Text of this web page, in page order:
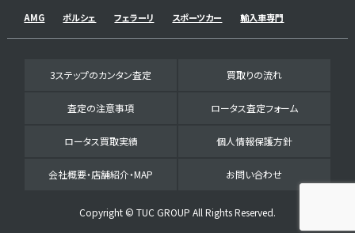
AMG ポルシェ フェラーリ スポーツカー 輸入車専門
3ステップのカンタン査定 買取りの流れ
査定の注意事項 ロータス査定フォーム
ロータス買取実績 個人情報保護方針
会社概要・店舗紹介・MAP お問い合わせ
Copyright © TUC GROUP All Rights Reserved.